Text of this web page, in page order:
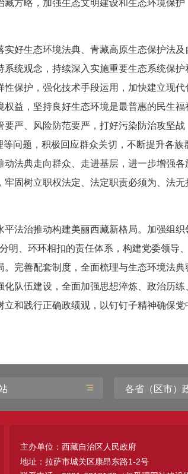
方略，加强生态文明建设和生态环境保
好生态环境法典、青藏高原生态保护法
统观念，持续深入实施重要生态系统保
保护，强化技术手段运用，加快建立现
益，坚持良好生态环境是最普惠的民生
严、风险防范要严，打好污染防治攻坚
问题，积极回应群众关切，不断提升各
法典走向群众、走进基层，进一步增强
固树立职权法定、法定职责必须为、法
法治推动构建美丽西藏新格局。加强组
明、环环相扣的责任体系，构建党委领导
完善配套制度，全面梳理与生态环境法
队伍建设，全面加强思想淬炼、政治历
和践行正确政绩观，以钉钉子精神确保
各省（区市）
主办单位：西藏自治区人民政府
地址：拉萨市城关区康昂东路1-2号